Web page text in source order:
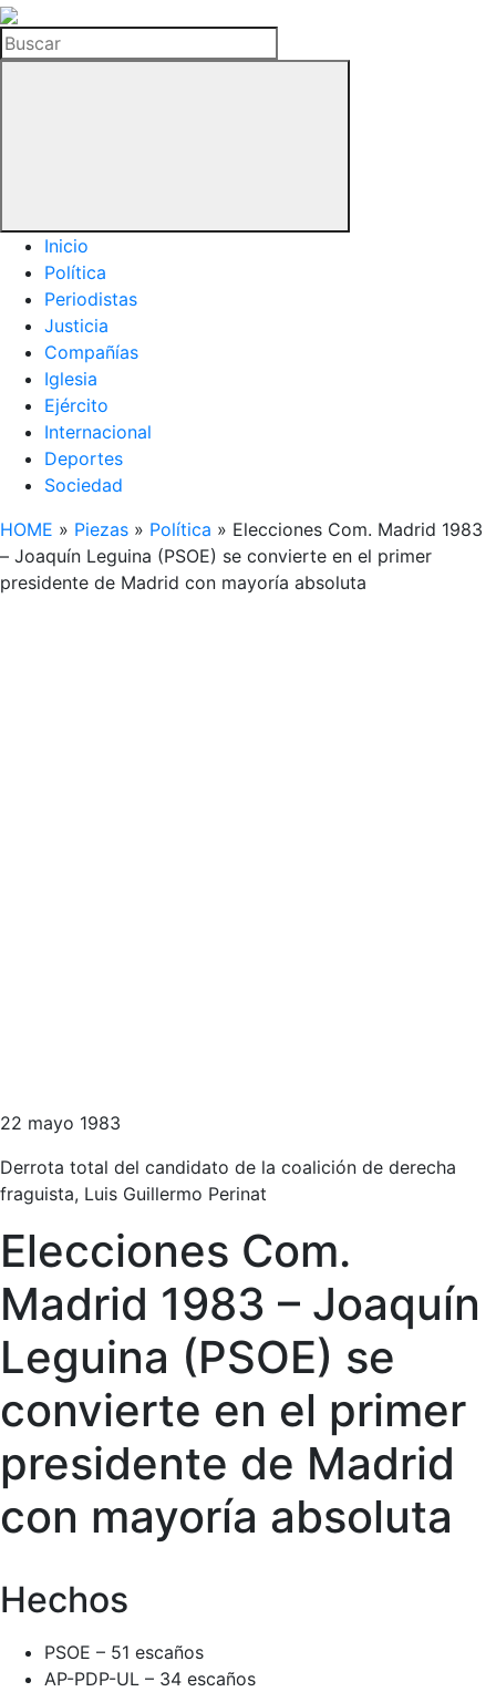
La
Hemeroteca
del
Buscar
Inicio
Política
Periodistas
Justicia
Compañías
Iglesia
Ejército
Internacional
Deportes
Sociedad
HOME » Piezas » Política » Elecciones Com. Madrid 1983
– Joaquín Leguina (PSOE) se convierte en el primer
presidente de Madrid con mayoría absoluta
22 mayo 1983
Derrota total del candidato de la coalición de derecha
fraguista, Luis Guillermo Perinat
Elecciones Com.
Madrid 1983 – Joaquín
Leguina (PSOE) se
convierte en el primer
presidente de Madrid
con mayoría absoluta
Hechos
PSOE – 51 escaños
AP-PDP-UL – 34 escaños